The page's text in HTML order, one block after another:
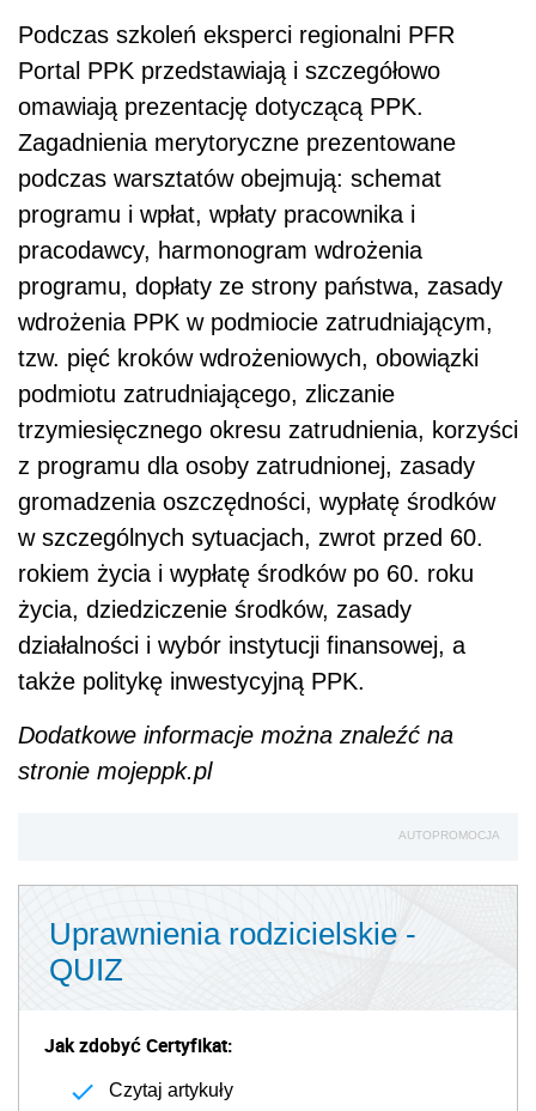
Podczas szkoleń eksperci regionalni PFR
Portal PPK przedstawiają i szczegółowo
omawiają prezentację dotyczącą PPK.
Zagadnienia merytoryczne prezentowane
podczas warsztatów obejmują: schemat
programu i wpłat, wpłaty pracownika i
pracodawcy, harmonogram wdrożenia
programu, dopłaty ze strony państwa, zasady
wdrożenia PPK w podmiocie zatrudniającym,
tzw. pięć kroków wdrożeniowych, obowiązki
podmiotu zatrudniającego, zliczanie
trzymiesięcznego okresu zatrudnienia, korzyści
z programu dla osoby zatrudnionej, zasady
gromadzenia oszczędności, wypłatę środków
w szczególnych sytuacjach, zwrot przed 60.
rokiem życia i wypłatę środków po 60. roku
życia, dziedziczenie środków, zasady
działalności i wybór instytucji finansowej, a
także politykę inwestycyjną PPK.
Dodatkowe informacje można znaleźć na
stronie mojeppk.pl
AUTOPROMOCJA
Uprawnienia rodzicielskie -
QUIZ
Jak zdobyć Certyfikat:
Czytaj artykuły